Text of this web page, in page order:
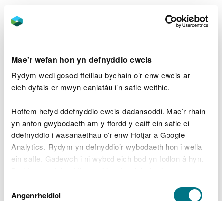
Mae'r wefan hon yn defnyddio cwcis
Rydym wedi gosod ffeiliau bychain o’r enw cwcis ar
eich dyfais er mwyn caniatáu i’n safle weithio.
Hoffem hefyd ddefnyddio cwcis dadansoddi. Mae’r rhain
yn anfon gwybodaeth am y ffordd y caiff ein safle ei
ddefnyddio i wasanaethau o’r enw Hotjar a Google
Analytics. Rydym yn defnyddio’r wybodaeth hon i wella
ein safle. Gadewch i ni wybod eich bod yn fodlon â hyn.
Byddwn yn defnyddio cwci i gadw eich dewis.
Gellirdarllen mwy am ein cwcis cyn i chi ddewis.
Caniatâd
Angenrheidiol
trwchus a phigog, ac mae’r gwreiddiau’n helpu i
ddal y tywod a chreu’r twyni yn Niwbwrch, gan eu
rywogaethau eraill megis madfall y tywod ac ystod
o bryfed arbennig.
Casglwyd y glaswellt a ddefnyddiwyd yn y
holl fesurau cadwraeth perthnasol.
Dywedodd Graham Williams, aelod o Dîm Rheoli
Tir CNC yng Ngogledd Orllewin Cymru:
hwn yn parhau â’r traddodiad hanesyddol